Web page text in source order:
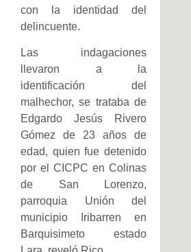
con la identidad del
delincuente.
Las indagaciones
llevaron a la
identificación del
malhechor, se trataba de
Edgardo Jesús Rivero
Gómez de 23 años de
edad, quien fue detenido
por el CICPC en Colinas
de San Lorenzo,
parroquia Unión del
municipio Iribarren en
Barquisimeto estado